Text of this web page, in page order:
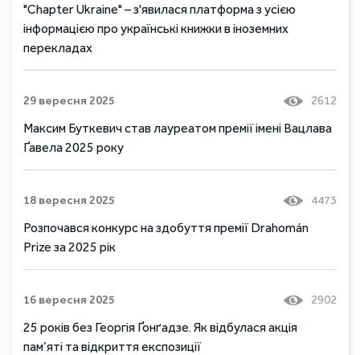
"Chapter Ukraine" – з'явилася платформа з усією
інформацією про українські книжки в іноземних
перекладах
29 вересня 2025 2612
Максим Буткевич став лауреатом премії імені Вацлава
Ґавела 2025 року
18 вересня 2025 4473
Розпочався конкурс на здобуття премії Drahomán
Prize за 2025 рік
16 вересня 2025 2902
25 років без Георгія Ґонґадзе. Як відбулася акція
пам’яті та відкриття експозиції